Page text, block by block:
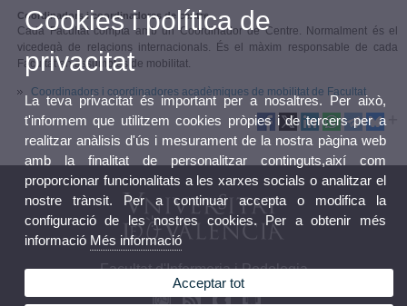
Coordinadors i coordinadores de centre
Cada Facultat compta amb un Coordinador de Centre. Normalment és el
vicedegà de relacions internacionals. És el màxim responsable de cada
Facultat en assumptes de mobilitat.
Coordinadors i coordinadores acadèmiques de mobilitat de Facultat
Facultat d'Infermeria i Podologia
Cookies i política de
privacitat
La teva privacitat és important per a nosaltres. Per això,
t'informem que utilitzem cookies pròpies i de tercers per a
realitzar anàlisis d'ús i mesurament de la nostra pàgina web
amb la finalitat de personalitzar continguts,així com
proporcionar funcionalitats a les xarxes socials o analitzar el
nostre trànsit. Per a continuar accepta o modifica la
configuració de les nostres cookies. Per a obtenir més
informació Més informació
Acceptar tot